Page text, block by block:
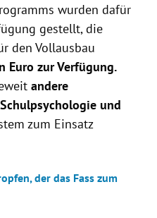
wurden dafür
gestellt, die
den Vollausbau
Euro zur Verfügung.
andere
und
zum Einsatz
der das Fass zum